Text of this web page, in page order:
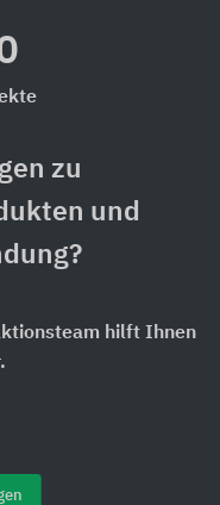
zu
und
hilft Ihnen